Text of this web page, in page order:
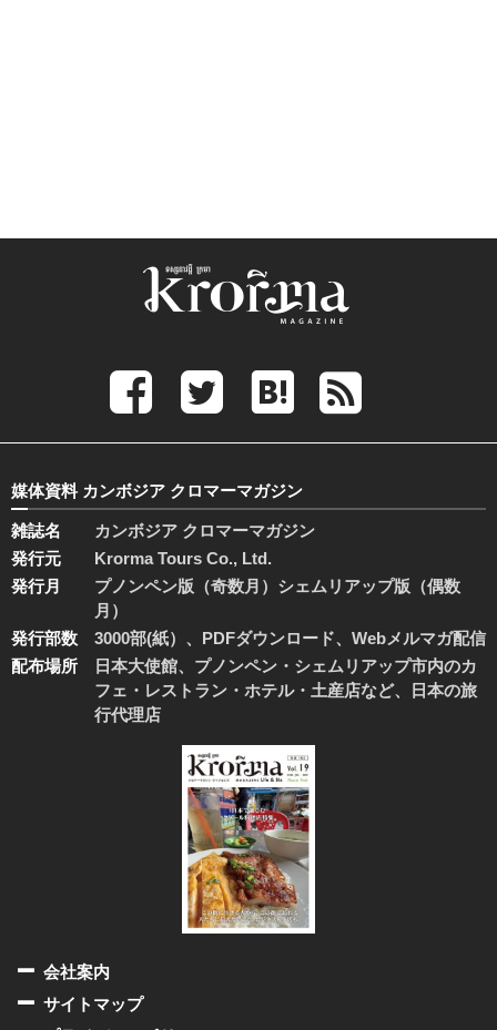
媒体資料 カンボジア クロマーマガジン
雑誌名
カンボジア クロマーマガジン
発行元
Krorma Tours Co., Ltd.
発行月
プノンペン版（奇数月）シェムリアップ版（偶数
月）
発行部数
3000部(紙）、PDFダウンロード、Webメルマガ配信
配布場所
日本大使館、プノンペン・シェムリアップ市内のカ
フェ・レストラン・ホテル・土産店など、日本の旅
行代理店
会社案内
サイトマップ